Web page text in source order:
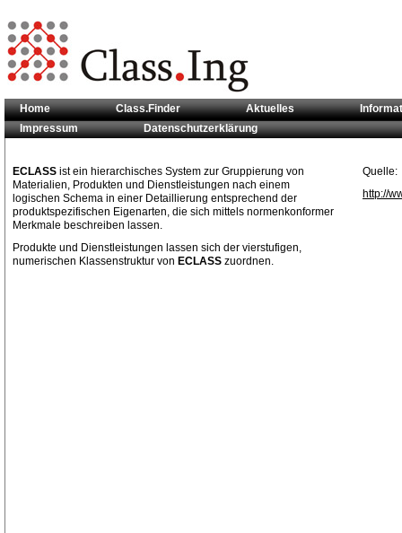
Sie sind hier:Klassifikationsstandards>> ECLASS
Home Class.Finder Aktuelles
Impressum
Datenschutzerklärung
ECLASS ist ein hierarchisches System zur Gruppierung von
Materialien, Produkten und Dienstleistungen nach einem
logischen Schema in einer Detaillierung entsprechend der
produktspezifischen Eigenarten, die sich mittels normenkonformer
Merkmale beschreiben lassen.
Produkte und Dienstleistungen lassen sich der vierstufigen,
numerischen Klassenstruktur von ECLASS zuordnen.
Quelle:
http://